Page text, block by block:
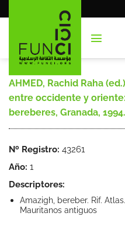
al
AHMED, Rachid Raha
entre occidente y
bereberes, Granada, 1994.
Nº Registro: 43261
Año: 1
Descriptores:
Amazigh, bereber. Rif.
Mauritanos antiguos